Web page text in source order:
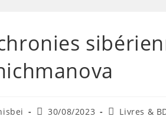
30/08/2023 Livres &